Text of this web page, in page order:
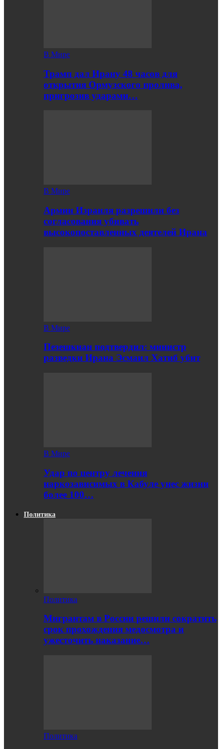
В Мире
Трамп дал Ирану 48 часов для
открытия Ормузского пролива,
пригрозив ударами…
В Мире
Армии Израиля разрешили без
согласования убивать
высокопоставленных деятелей Ирана
В Мире
Пезешкиан подтвердил: министр
разведки Ирана Эсмаил Хатиб убит
В Мире
Удар по центру лечения
наркозависимых в Кабуле унес жизни
более 100…
Политика
Политика
Мигрантам в России решили сократить
срок прохождения медосмотра и
ужесточить наказание…
Политика